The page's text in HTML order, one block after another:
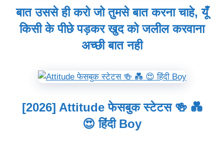
बात उससे ही करो जो तुमसे बात करना चाहे, यूँ
किसी के पीछे पड़कर खुद को जलील करवाना
अच्छी बात नही
[2026] Attitude फेसबुक स्टेटस 🍻 💑
😍 हिंदी Boy